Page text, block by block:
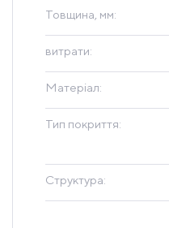
Товщина, мм:
витрати:
Матеріал:
Тип покриття:
Структура: